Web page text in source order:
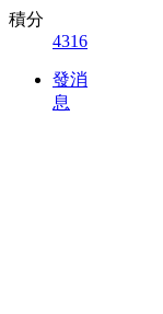
積分
4316
發消
息